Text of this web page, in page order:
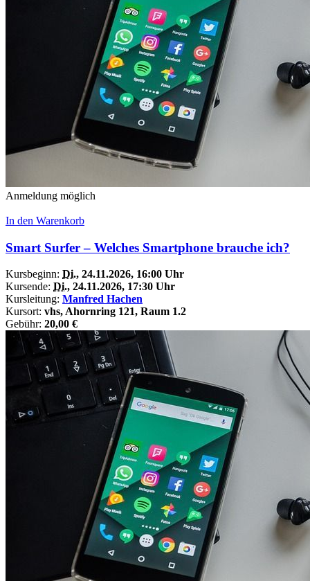
Anmeldung möglich
In den Warenkorb
Smart Surfer – Welches Smartphone brauche ich?
Kursbeginn: Di., 24.11.2026, 16:00 Uhr
Kursende: Di., 24.11.2026, 17:30 Uhr
Kursleitung: Manfred Hachen
Kursort: vhs, Ahornring 121, Raum 1.2
Gebühr: 20,00 €